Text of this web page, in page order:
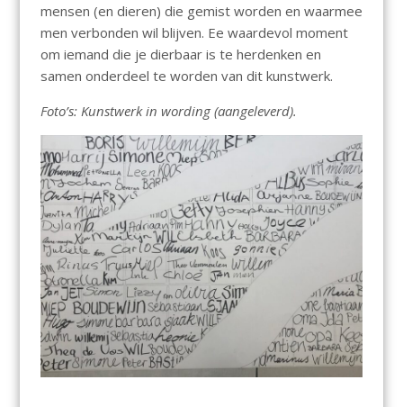
mensen (en dieren) die gemist worden en waarmee
men verbonden wil blijven. Ee waardevol moment
om iemand die je dierbaar is te herdenken en
samen onderdeel te worden van dit kunstwerk.
Foto’s: Kunstwerk in wording (aangeleverd).